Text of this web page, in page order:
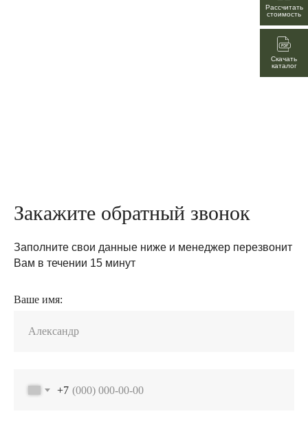
Рассчитать
стоимость
Скачать
каталог
Закажите обратный звонок
Заполните свои данные ниже и менеджер перезвонит
Вам в течении 15 минут
Ваше имя:
+7